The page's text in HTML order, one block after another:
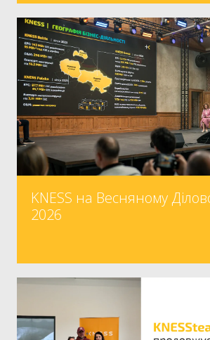
KNESS на Весняному
2026